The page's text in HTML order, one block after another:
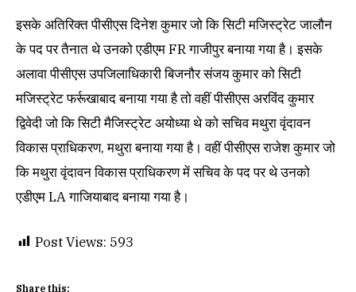
इसके अतिरिक्त पीसीएस दिनेश कुमार जो कि सिटी मजिस्ट्रेट जालौन
के पद पर तैनात थे उनको एडीएम FR गाजीपुर बनाया गया है। इसके
अलावा पीसीएस उपजिलाधिकारी बिजनौर संजय कुमार को सिटी
मजिस्ट्रेट फर्रूखाबाद बनाया गया है तो वहीं पीसीएस अरविंद कुमार
द्विवेदी जो कि सिटी मैजिस्ट्रेट अयोध्या थे को सचिव मथुरा वृंदावन
विकास प्राधिकरण, मथुरा बनाया गया है। वहीं पीसीएस राजेश कुमार जो
कि मथुरा वृंदावन विकास प्राधिकरण में सचिव के पद पर थे उनको
एडीएम LA गाजियाबाद बनाया गया है।
Post Views: 593
Share this: